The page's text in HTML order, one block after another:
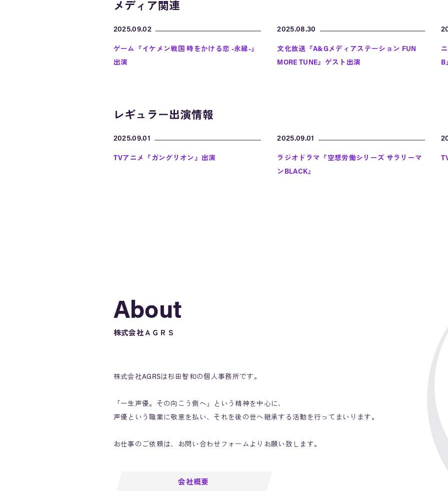
メディア関連
メディア関連
2025.09.02
ゲーム『イケメン戦国 時をかける恋 -永縁-』
出演
2025.08.30
文化放送『A&Gメディアステーション FUN
MORE TUNE』ゲスト出演
レギュラー出演情報
レギュラー出演情報
2025.09.01
TVアニメ『ガングリオン』出演
2025.09.01
ラジオドラマ『空想労働シリーズ サラリーマ
ンBLACK』
About
About
株式会社ＡＧＲＳ
株式会社AGRSは杉田智和の個人事務所です。
「一生声優。その向こう側へ」という精神を中心に、
声優という職業に敬意を払い、それを後の世へ継承する活動を行ってまいります。
お仕事のご依頼は、お問い合わせフォームよりお願い致します。
会社概要